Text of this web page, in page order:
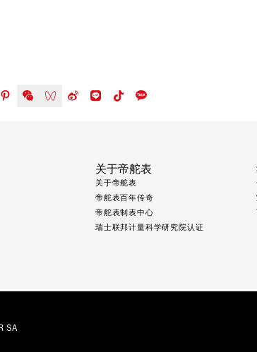
关于帝舵表
关于帝舵表
帝舵表百年传奇
帝舵表制表中心
瑞士联邦计量科学研究院认证
SA